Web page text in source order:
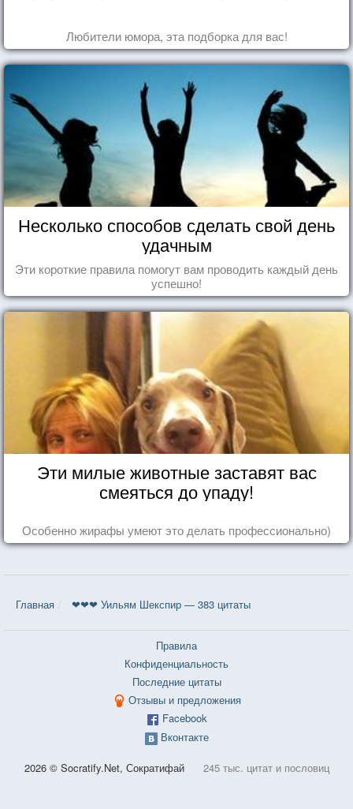
Любители юмора, эта подборка для вас!
Несколько способов сделать свой день
удачным
Эти короткие правила помогут вам проводить каждый день
успешно!
Эти милые животные заставят вас
смеяться до упаду!
Особенно жирафы умеют это делать профессионально)
Главная ❤❤❤ Уильям Шекспир — 383 цитаты
Правила
Конфиденциальность
Последние цитаты
Отзывы и предложения
Facebook
Вконтакте
2026 © Socratify.Net, Сократифай 245 тыс. цитат и пословиц